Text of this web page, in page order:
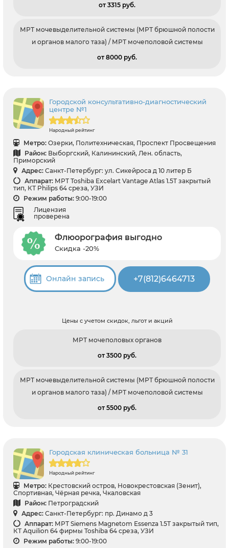
от 3315 pуб.
МРТ мочевыделительной системы (МРТ брюшной полости
и органов малого таза) / МРТ мочеполовой системы
от 8000 pуб.
Городской консультативно-диагностический
центре №1
Народный рейтинг
Метро: Озерки, Политехническая, Проспект Просвещения
Район: Выборгский, Калининский, Лен. область,
Приморский
Адрес: Санкт-Петербург: ул. Сикейроса д 10 литер Б
Аппарат: МРТ Toshiba Excelart Vantage Atlas 1.5T закрытый
тип, КТ Philips 64 среза, УЗИ
Режим работы: 9:00-19:00
Лицензия
проверена
Флюорография выгодно
Скидка -20%
Онлайн запись +7(812)6464713
Цены с учетом скидок, льгот и акций
МРТ мочеполовых органов
от 3500 pуб.
МРТ мочевыделительной системы (МРТ брюшной полости
и органов малого таза) / МРТ мочеполовой системы
от 5500 pуб.
Городская клиническая больница № 31
Народный рейтинг
Метро: Крестовский остров, Новокрестовская (Зенит),
Спортивная, Чёрная речка, Чкаловская
Район: Петроградский
Адрес: Санкт-Петербург: пр. Динамо д 3
Аппарат: МРТ Siemens Magnetom Essenza 1.5T закрытый тип,
КТ Aquilion 64 фирмы Toshiba 64 среза, УЗИ
Режим работы: 9:00-19:00